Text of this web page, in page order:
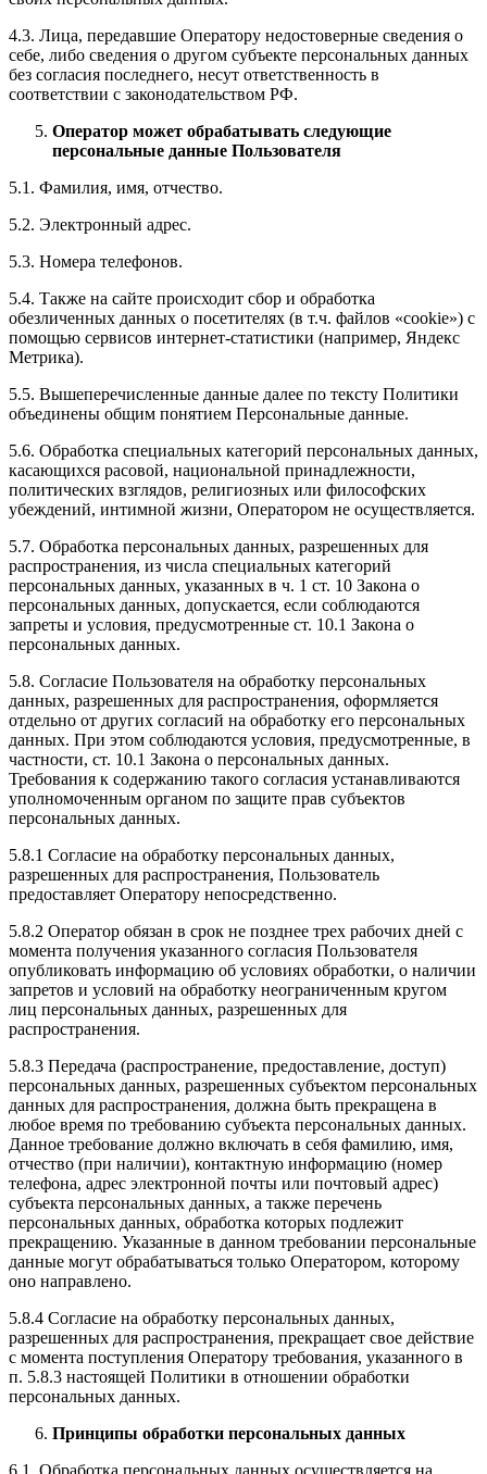
4.3. Лица, передавшие Оператору недостоверные сведения о
себе, либо сведения о другом субъекте персональных данных
без согласия последнего, несут ответственность в
соответствии с законодательством РФ.
Оператор может обрабатывать следующие
персональные данные Пользователя
5.1. Фамилия, имя, отчество.
5.2. Электронный адрес.
5.3. Номера телефонов.
5.4. Также на сайте происходит сбор и обработка
обезличенных данных о посетителях (в т.ч. файлов «cookie») с
помощью сервисов интернет-статистики (например, Яндекс
Метрика).
5.5. Вышеперечисленные данные далее по тексту Политики
объединены общим понятием Персональные данные.
5.6. Обработка специальных категорий персональных данных,
касающихся расовой, национальной принадлежности,
политических взглядов, религиозных или философских
убеждений, интимной жизни, Оператором не осуществляется.
5.7. Обработка персональных данных, разрешенных для
распространения, из числа специальных категорий
персональных данных, указанных в ч. 1 ст. 10 Закона о
персональных данных, допускается, если соблюдаются
запреты и условия, предусмотренные ст. 10.1 Закона о
персональных данных.
5.8. Согласие Пользователя на обработку персональных
данных, разрешенных для распространения, оформляется
отдельно от других согласий на обработку его персональных
данных. При этом соблюдаются условия, предусмотренные, в
частности, ст. 10.1 Закона о персональных данных.
Требования к содержанию такого согласия устанавливаются
уполномоченным органом по защите прав субъектов
персональных данных.
5.8.1 Согласие на обработку персональных данных,
разрешенных для распространения, Пользователь
предоставляет Оператору непосредственно.
5.8.2 Оператор обязан в срок не позднее трех рабочих дней с
момента получения указанного согласия Пользователя
опубликовать информацию об условиях обработки, о наличии
запретов и условий на обработку неограниченным кругом
лиц персональных данных, разрешенных для
распространения.
5.8.3 Передача (распространение, предоставление, доступ)
персональных данных, разрешенных субъектом персональных
данных для распространения, должна быть прекращена в
любое время по требованию субъекта персональных данных.
Данное требование должно включать в себя фамилию, имя,
отчество (при наличии), контактную информацию (номер
телефона, адрес электронной почты или почтовый адрес)
субъекта персональных данных, а также перечень
персональных данных, обработка которых подлежит
прекращению. Указанные в данном требовании персональные
данные могут обрабатываться только Оператором, которому
оно направлено.
5.8.4 Согласие на обработку персональных данных,
разрешенных для распространения, прекращает свое действие
с момента поступления Оператору требования, указанного в
п. 5.8.3 настоящей Политики в отношении обработки
персональных данных.
Принципы обработки персональных данных